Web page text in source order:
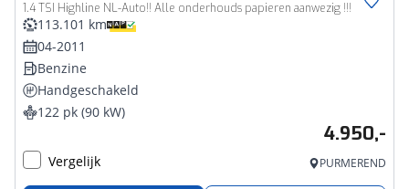
1.4 TSI Highline NL-Auto!! Alle onderhouds papieren aanwezig !!!
113.101 km
04-2011
Benzine
Handgeschakeld
122 pk (90 kW)
4.950,-
Vergelijk PURMEREND